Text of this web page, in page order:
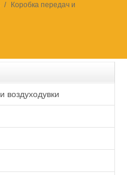
/
Коробка передач и